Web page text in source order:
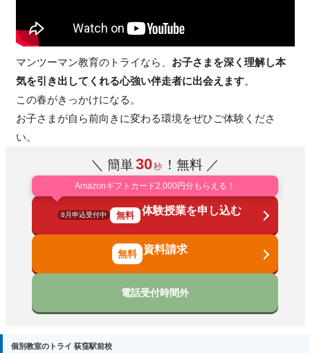
マンツーマン教育のトライなら、 お子さまを深く理解し本
気を引き出してくれる心強い伴走者に出会えます。
この春がきっかけになる。
お子さまが自ら前向きに変わる環境をぜひご体験くださ
い。
＼ 簡単30秒 ！無料 ／
Amazonギフトカード2,000円分もらえる！
8月申込受付中 無料 体験授業を申し込む
資料請求
電話受付時間外
個別教室のトライ 荻窪駅前校